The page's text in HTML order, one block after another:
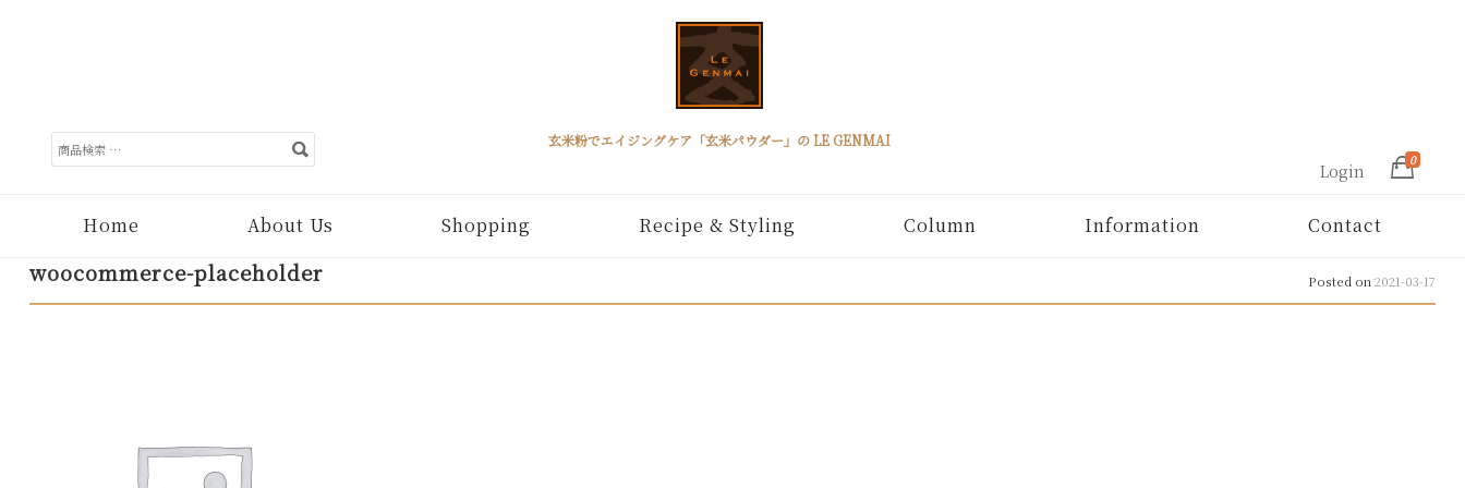
検
索
玄米粉でエイジングケア「玄米パウダー」の LE GENMAI
Login
0
Home About Us Shopping Recipe & Styling Column Information Contact
woocommerce-placeholder Posted on2021-03-17